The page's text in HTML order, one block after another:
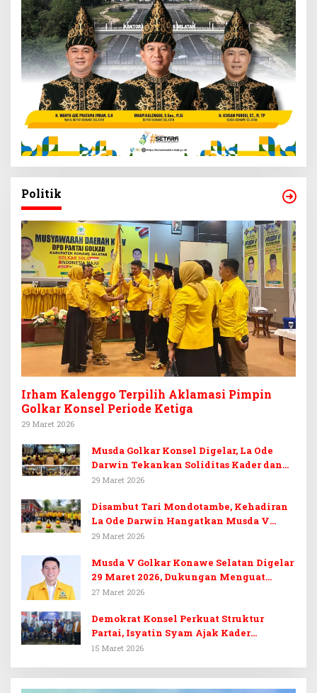
Politik
Irham Kalenggo Terpilih Aklamasi Pimpin
Golkar Konsel Periode Ketiga
29 Maret 2026
Musda Golkar Konsel Digelar, La Ode
Darwin Tekankan Soliditas Kader dan
Target 14 Kursi DPRD Konawe Selatan
29 Maret 2026
Disambut Tari Mondotambe, Kehadiran
La Ode Darwin Hangatkan Musda V
Golkar Konsel
29 Maret 2026
Musda V Golkar Konawe Selatan Digelar
29 Maret 2026, Dukungan Menguat
untuk Irham Kalenggo
27 Maret 2026
Demokrat Konsel Perkuat Struktur
Partai, Isyatin Syam Ajak Kader
Kembalikan Kejayaan
15 Maret 2026